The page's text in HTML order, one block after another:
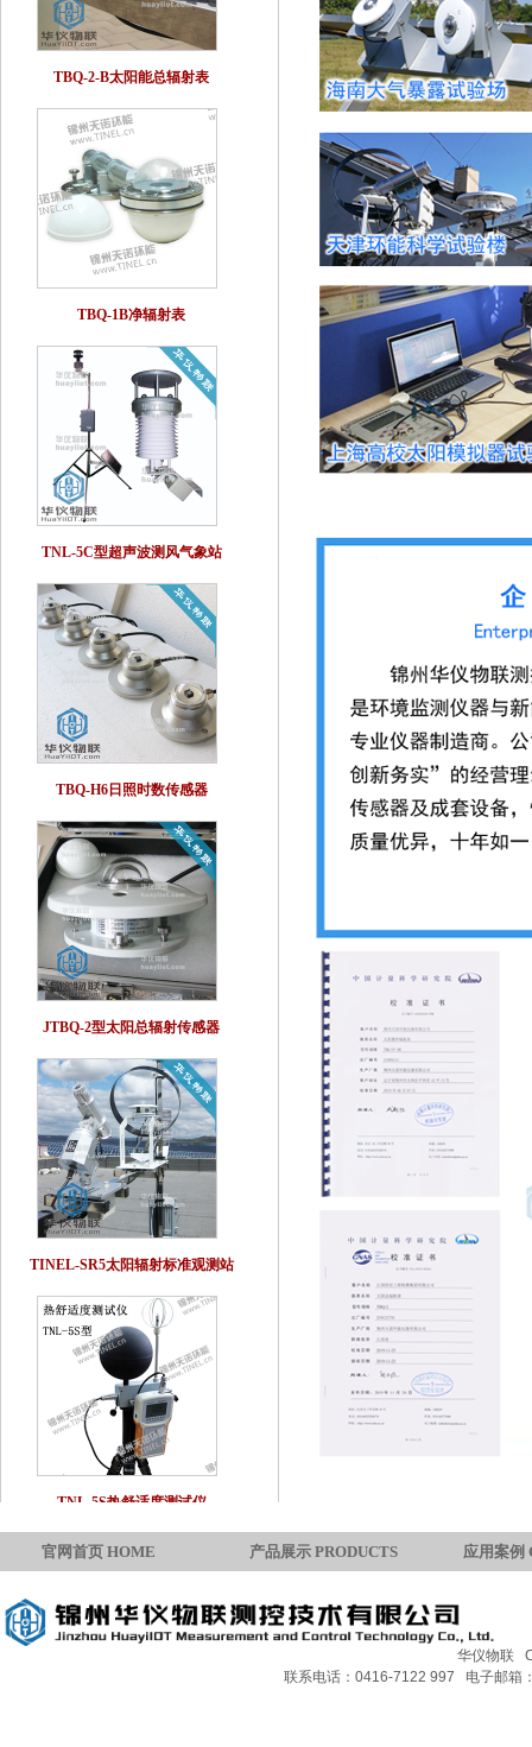
TBQ-2-B太阳能总辐射表
TBQ-1B净辐射表
TNL-5C型超声波测风气象站
TBQ-H6日照时数传感器
JTBQ-2型太阳总辐射传感器
TINEL-SR5太阳辐射标准观测站
TNL-5S热舒适度测试仪
官网首页 HOME 产品展示 PRODUCTS 应用案例
华仪物联
联系电话：0416-7122 997 电子邮箱